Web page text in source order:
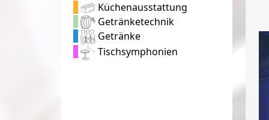
Küchenausstattung
Getränketechnik
Getränke
Tischsymphonien